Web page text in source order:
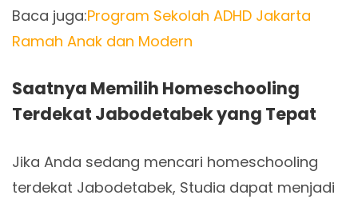
Baca juga:Program Sekolah ADHD Jakarta
Ramah Anak dan Modern
Saatnya Memilih Homeschooling
Terdekat Jabodetabek yang Tepat
Jika Anda sedang mencari homeschooling
terdekat Jabodetabek, Studia dapat menjadi